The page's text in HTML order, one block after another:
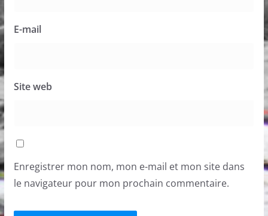
E-mail
Site web
Enregistrer mon nom, mon e-mail et mon site dans
le navigateur pour mon prochain commentaire.